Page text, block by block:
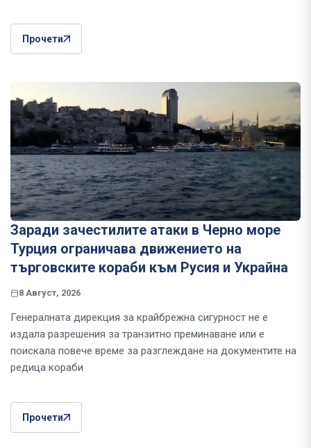
Прочети
Заради зачестилите атаки в Черно море
Турция ограничава движението на
търговските кораби към Русия и Украйна
8 Август, 2026
Генералната дирекция за крайбрежна сигурност не е
издала разрешения за транзитно преминаване или е
поискала повече време за разглеждане на документите на
редица кораби
Прочети